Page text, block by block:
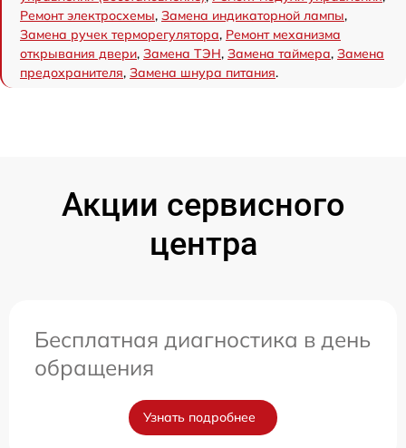
Ремонт электросхемы, Замена индикаторной лампы,
Замена ручек терморегулятора, Ремонт механизма
открывания двери, Замена ТЭН, Замена таймера, Замена
предохранителя, Замена шнура питания.
Акции сервисного
центра
Бесплатная диагностика в день
обращения
Узнать подробнее